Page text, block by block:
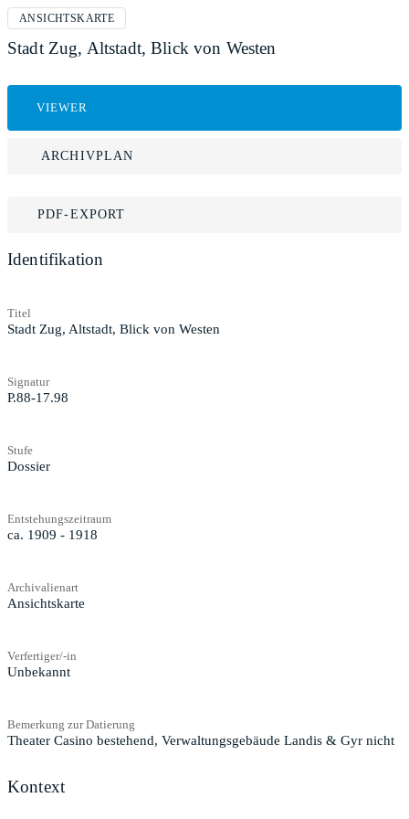
ANSICHTSKARTE
Stadt Zug, Altstadt, Blick von Westen
VIEWER
ARCHIVPLAN
PDF-EXPORT
Identifikation
Titel
Stadt Zug, Altstadt, Blick von Westen
Signatur
P.88-17.98
Stufe
Dossier
Entstehungszeitraum
ca. 1909 - 1918
Archivalienart
Ansichtskarte
Verfertiger/-in
Unbekannt
Bemerkung zur Datierung
Theater Casino bestehend, Verwaltungsgebäude Landis & Gyr nicht
Kontext